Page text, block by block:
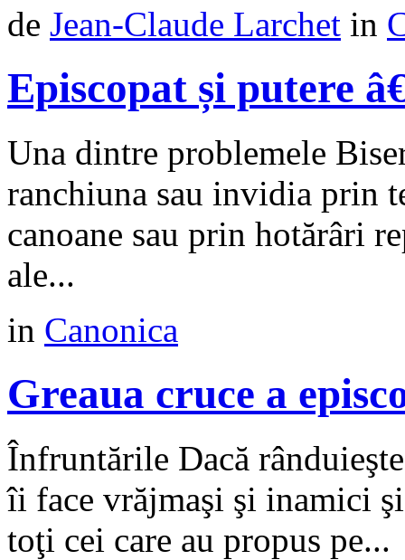
de Jean-Claude Larchet in
Episcopat și putere
Una dintre problemele
ranchiuna sau invidia prin
canoane sau prin hotărâri
ale...
in Canonica
Greaua cruce a
Înfruntările Dacă
îi face vrăjmaşi şi inamici
toţi cei care au propus pe...